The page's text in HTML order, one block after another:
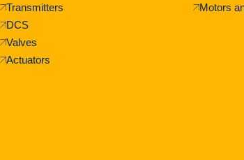
Transmitters
DCS
Valves
Actuators
Motors